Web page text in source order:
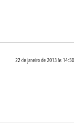
22 de janeiro de 2013 às 14:50